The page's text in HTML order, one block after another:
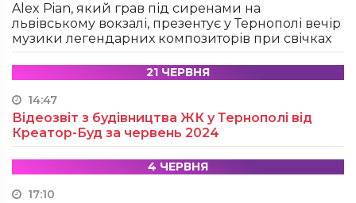
Alex Pian, який грав під сиренами на
львівському вокзалі, презентує у Тернополі вечір
музики легендарних композиторів при свічках
21 ЧЕРВНЯ
14:47
Відеозвіт з будівництва ЖК у Тернополі від
Креатор-Буд за червень 2024
4 ЧЕРВНЯ
17:10